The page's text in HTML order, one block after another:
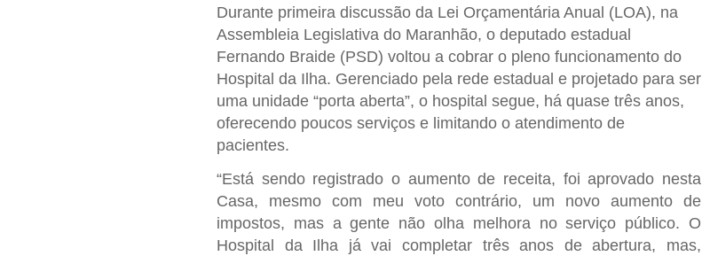
Durante primeira discussão da Lei Orçamentária Anual (LOA), na
Assembleia Legislativa do Maranhão, o deputado estadual
Fernando Braide (PSD) voltou a cobrar o pleno funcionamento do
Hospital da Ilha. Gerenciado pela rede estadual e projetado para ser
uma unidade “porta aberta”, o hospital segue, há quase três anos,
oferecendo poucos serviços e limitando o atendimento de
pacientes.
“Está sendo registrado o aumento de receita, foi aprovado nesta
Casa, mesmo com meu voto contrário, um novo aumento de
impostos, mas a gente não olha melhora no serviço público. O
Hospital da Ilha já vai completar três anos de abertura, mas,